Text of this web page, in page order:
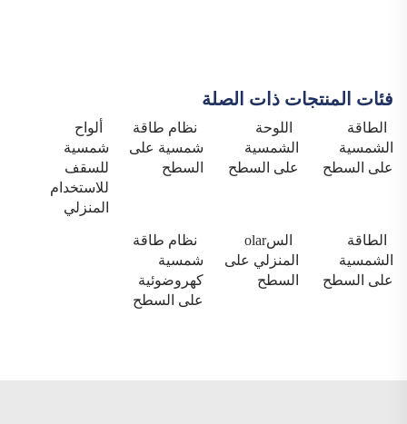
فئات المنتجات ذات الصلة
الطاقة
الشمسية
على السطح
اللوحة
الشمسية
على السطح
نظام طاقة
شمسية على
السطح
ألواح
شمسية
للسقف
للاستخدام
المنزلي
الطاقة
الشمسية
على السطح
السolar
المنزلي على
السطح
نظام طاقة
شمسية
كهروضوئية
على السطح